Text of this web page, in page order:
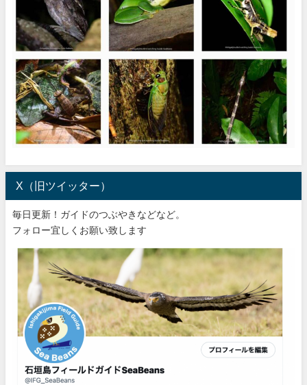
X（旧ツイッター）
毎日更新！ガイドのつぶやきなどなど。
フォロー宜しくお願い致します